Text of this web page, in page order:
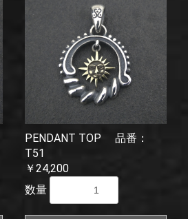
PENDANT TOP 品番：
T51
￥24,200
数量